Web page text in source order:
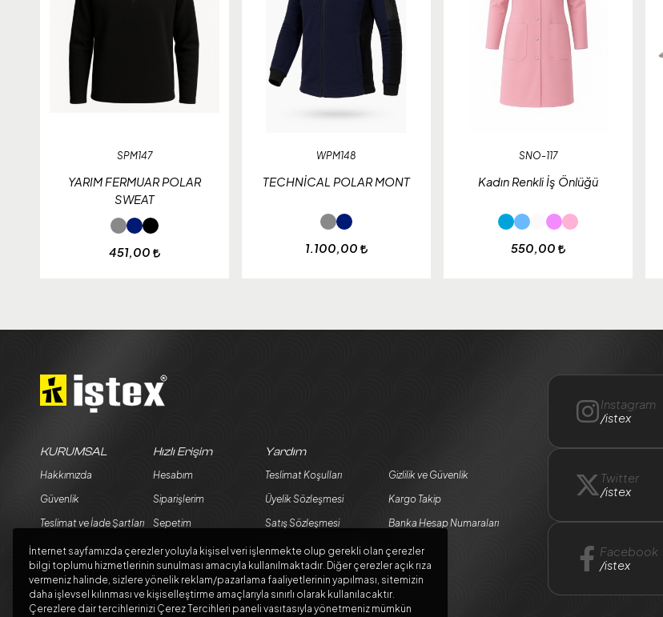
SPM147
YARIM FERMUAR POLAR
SWEAT
451,00
WPM148
TECHNİCAL POLAR MONT
1.100,00
SNO-117
Kadın Renkli İş Önlüğü
550,00
KURUMSAL
Hakkımızda
Güvenlik
Teslimat ve İade Şartları
Kargo Seçenekleri
Blog
Hızlı Erişim
Hesabım
Siparişlerim
Sepetim
Yardım
Teslimat Koşulları
Üyelik Sözleşmesi
Satış Sözleşmesi
Garanti ve İade Koşulları
Gizlilik ve Güvenlik
Kargo Takip
Banka Hesap Numaraları
Instagram
/istex
Twitter
/istex
Facebook
/istex
İnternet sayfamızda çerezler yoluyla kişisel veri işlenmekte olup gerekli olan çerezler
bilgi toplumu hizmetlerinin sunulması amacıyla kullanılmaktadır. Diğer çerezler açık rıza
vermeniz halinde, sizlere yönelik reklam/pazarlama faaliyetlerinin yapılması, sitemizin
daha işlevsel kılınması ve kişiselleştirme amaçlarıyla sınırlı olarak kullanılacaktır.
Çerezlere dair tercihlerinizi Çerez Tercihleri paneli vasıtasıyla yönetmeniz mümkün